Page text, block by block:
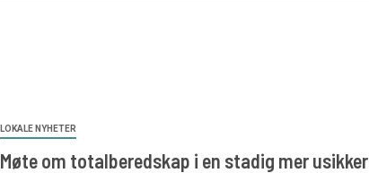
LOKALE NYHETER
Møte om totalberedskap i en stadig mer usikker